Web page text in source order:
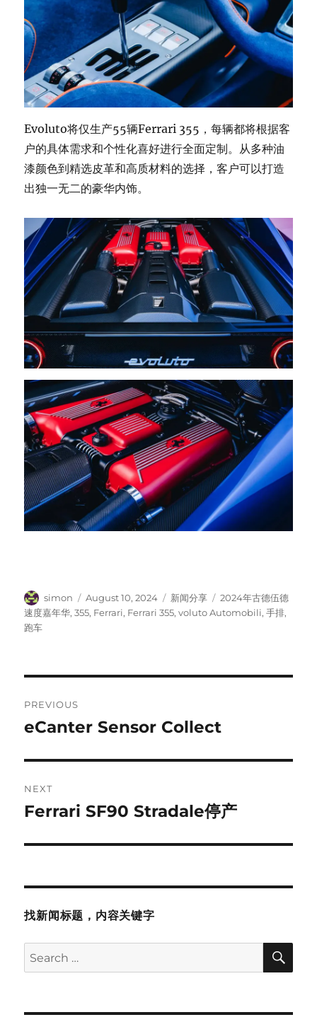
Evoluto将仅生产55辆Ferrari 355，每辆都将根据客
户的具体需求和个性化喜好进行全面定制。从多种油
漆颜色到精选皮革和高质材料的选择，客户可以打造
出独一无二的豪华内饰。
Author
simon
Posted
on
August 10, 2024 Categories
新闻分享 Tags
2024年古德伍德
速度嘉年华,355, Ferrari, Ferrari 355,voluto Automobili,手排,
跑车
navigation
PREVIOUS
Previous
eCanter Sensor Collect
NEXT
Next
Ferrari SF90 Stradale停产
找新闻标题，内容关键字
Search
for: